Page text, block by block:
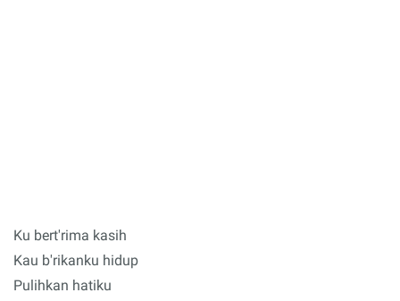
Ku bert'rima kasih
Kau b'rikanku hidup
Pulihkan hatiku